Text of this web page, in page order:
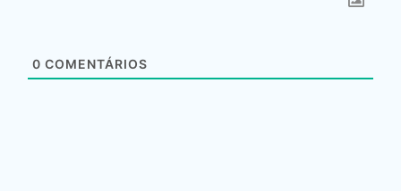
0 COMENTÁRIOS